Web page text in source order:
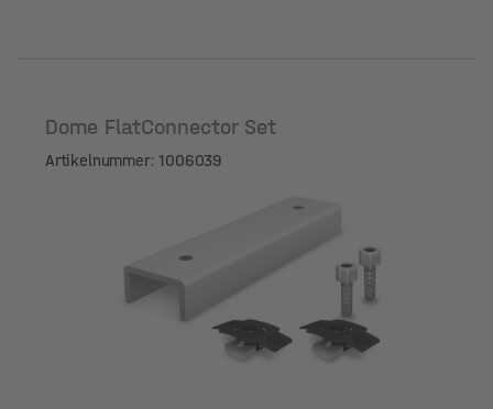
Dome FlatConnector Set
Artikelnummer: 1006039